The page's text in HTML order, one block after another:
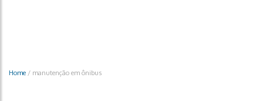
Home / manutenção em ônibus